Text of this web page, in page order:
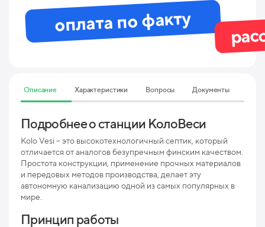
оплата по факту
Описание Характеристики Вопросы Документы
Подробнее о станции КолоВеси
Kolo Vesi – это высокотехнологичный септик, который
отличается от аналогов безупречным финским качеством.
Простота конструкции, применение прочных материалов
и передовых методов производства, делает эту
автономную канализацию одной из самых популярных в
мире.
Принцип работы